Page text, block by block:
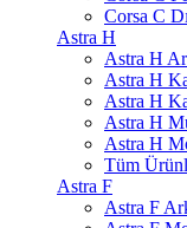
Corsa C
Astra H
Astra H
Astra H
Astra H
Astra H
Astra H
Tüm
Astra F
Astra F